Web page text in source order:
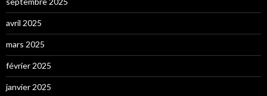
avril 2025
mars 2025
février 2025
janvier 2025